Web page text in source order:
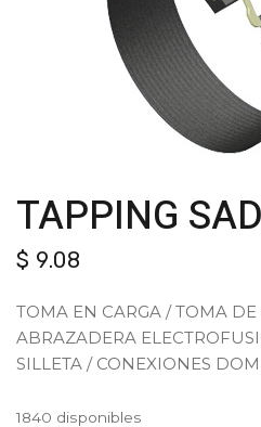
TAPPING
$ 9.08
TOMA EN CARGA / TOMA DE
ABRAZADERA
SILLETA / CONEXIONES
1840 disponibles